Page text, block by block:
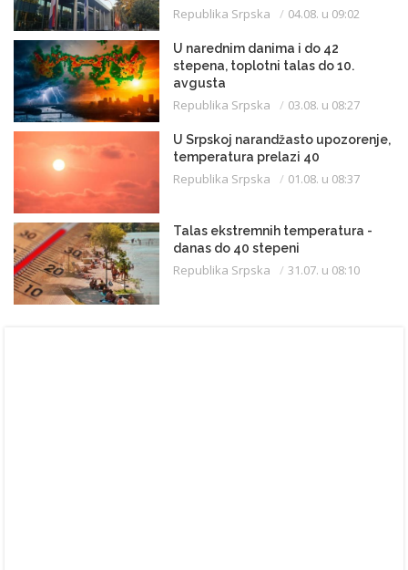
Republika Srpska 04.08. u 09:02
U narednim danima i do 42
stepena, toplotni talas do 10.
avgusta
Republika Srpska 03.08. u 08:27
U Srpskoj narandžasto upozorenje,
temperatura prelazi 40
Republika Srpska 01.08. u 08:37
Talas ekstremnih temperatura -
danas do 40 stepeni
Republika Srpska 31.07. u 08:10